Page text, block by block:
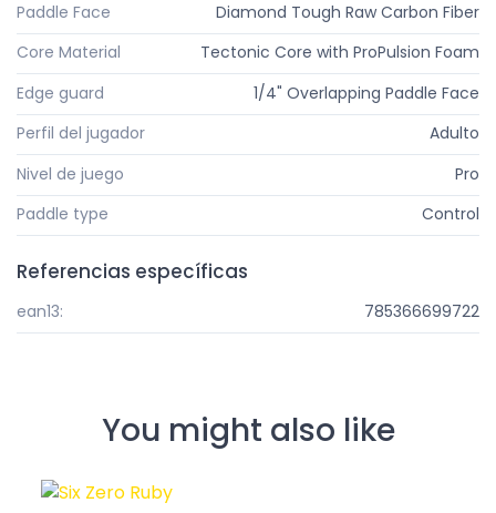
Paddle Face
Diamond Tough Raw Carbon Fiber
Core Material
Tectonic Core with ProPulsion Foam
Edge guard
1/4" Overlapping Paddle Face
Perfil del jugador
Adulto
Nivel de juego
Pro
Paddle type
Control
Referencias específicas
ean13: 785366699722
You might also like